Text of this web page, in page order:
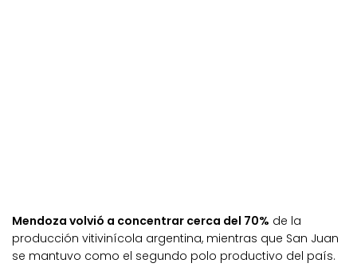
Mendoza volvió a concentrar cerca del 70% de la
producción vitivinícola argentina, mientras que San Juan
se mantuvo como el segundo polo productivo del país.